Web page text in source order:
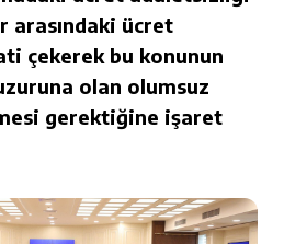
arasındaki ücret
çekerek bu konunun
olan olumsuz
gerektiğine işaret